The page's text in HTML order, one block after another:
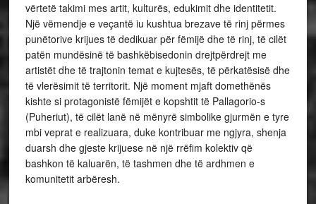
vërtetë takimi mes artit, kulturës, edukimit dhe identitetit.
Një vëmendje e veçantë iu kushtua brezave të rinj përmes
punëtorive krijues të dedikuar për fëmijë dhe të rinj, të cilët
patën mundësinë të bashkëbisedonin drejtpërdrejt me
artistët dhe të trajtonin temat e kujtesës, të përkatësisë dhe
të vlerësimit të territorit. Një moment mjaft domethënës
kishte si protagonistë fëmijët e kopshtit të Pallagorio-s
(Puheriut), të cilët lanë në mënyrë simbolike gjurmën e tyre
mbi veprat e realizuara, duke kontribuar me ngjyra, shenja
duarsh dhe gjeste krijuese në një rrëfim kolektiv që
bashkon të kaluarën, të tashmen dhe të ardhmen e
komunitetit arbëresh.